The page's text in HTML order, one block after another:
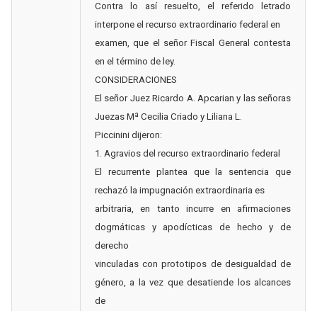
Contra lo así resuelto, el referido letrado
interpone el recurso extraordinario federal en
examen, que el señor Fiscal General contesta
en el término de ley.
CONSIDERACIONES
El señor Juez Ricardo A. Apcarian y las señoras
Juezas Mª Cecilia Criado y Liliana L.
Piccinini dijeron:
1. Agravios del recurso extraordinario federal
El recurrente plantea que la sentencia que
rechazó la impugnación extraordinaria es
arbitraria, en tanto incurre en afirmaciones
dogmáticas y apodícticas de hecho y de
derecho
vinculadas con prototipos de desigualdad de
género, a la vez que desatiende los alcances
de